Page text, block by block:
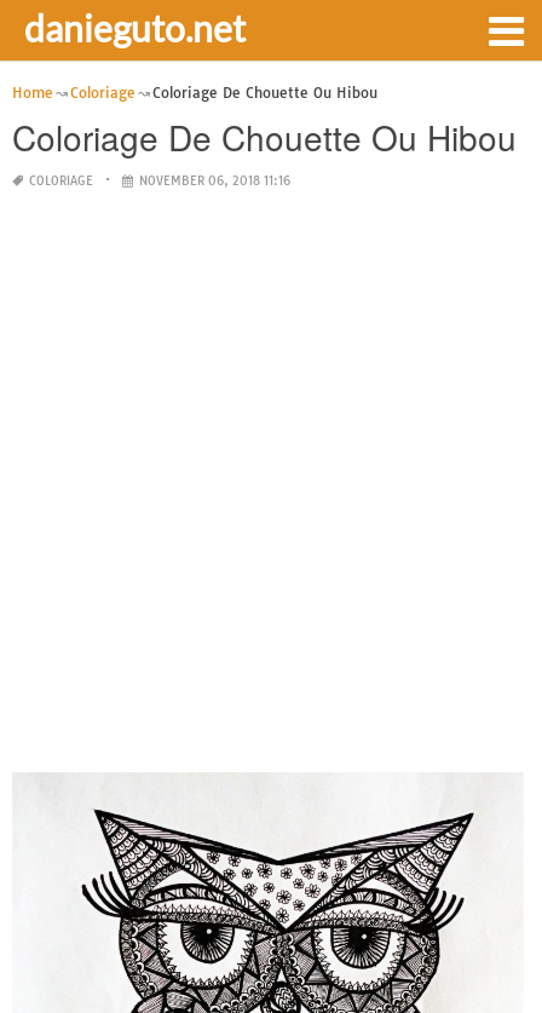
danieguto.net
Home Coloriage Coloriage De Chouette Ou Hibou
Coloriage De Chouette Ou Hibou
COLORIAGE NOVEMBER 06, 2018 11:16